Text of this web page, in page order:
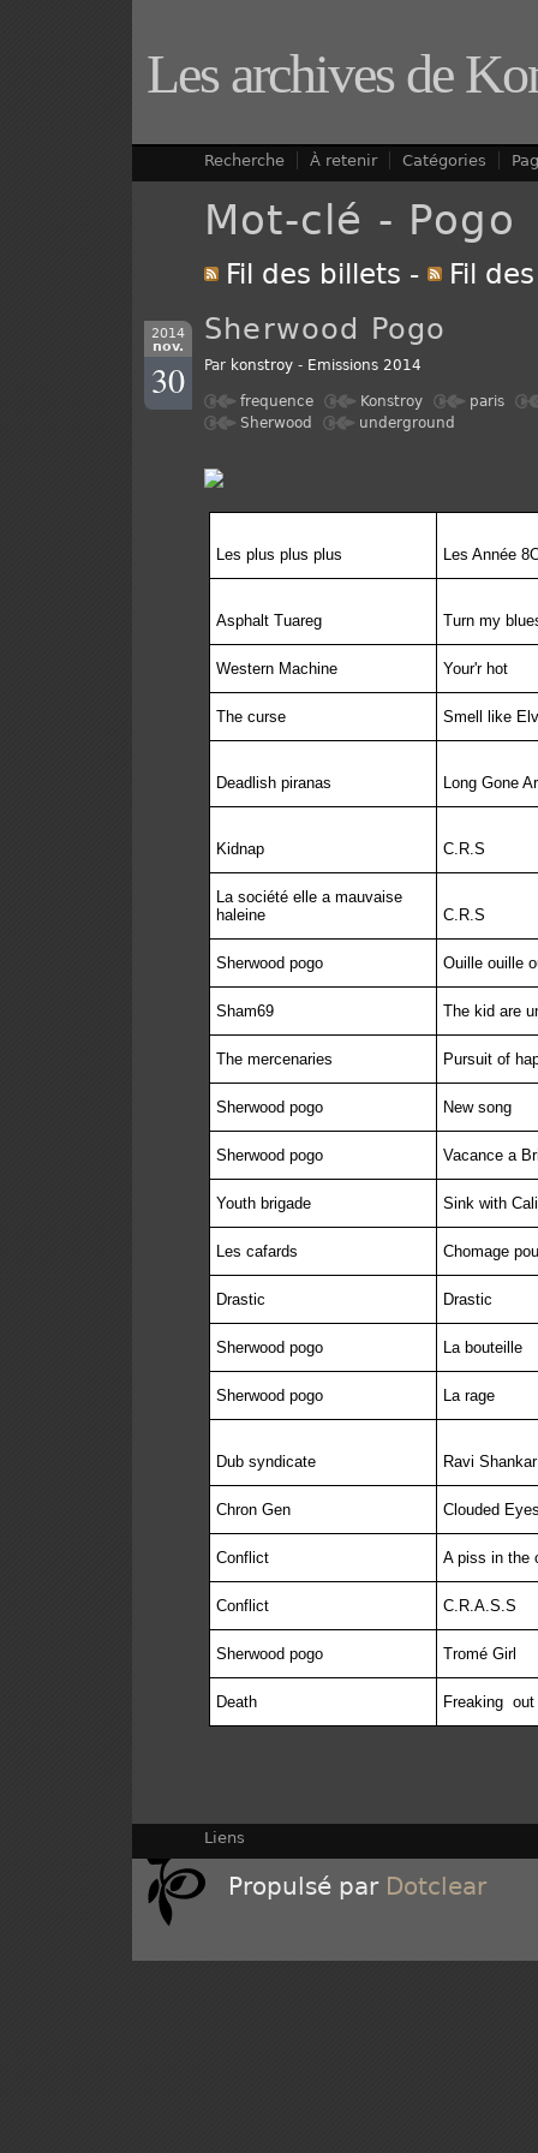
Les archives de
Recherche À retenir Catégories
Mot-clé - Pogo
Fil des billets - Fil
2014
nov.
30
Sherwood Pogo
Par konstroy - Emissions 2014
frequence Konstroy
paris
Sherwood
underground
Les plus plus plus Les Année
Asphalt Tuareg Turn my
Western Machine Your'r hot
The curse Smell like
Deadlish piranas Long Gone
Kidnap C.R.S
La société elle a mauvaise
haleine
C.R.S
Sherwood pogo Ouille ouille
Sham69 The kid are
The mercenaries Pursuit of
Sherwood pogo New song
Sherwood pogo Vacance a
Youth brigade Sink with
Les cafards Chomage
Drastic Drastic
Sherwood pogo La bouteille
Sherwood pogo La rage
Dub syndicate Ravi Shankar
Chron Gen Clouded
Conflict A piss in the
Conflict C.R.A.S.S
Sherwood pogo Tromé Girl
Death Freaking out
Liens
Propulsé par Dotclear